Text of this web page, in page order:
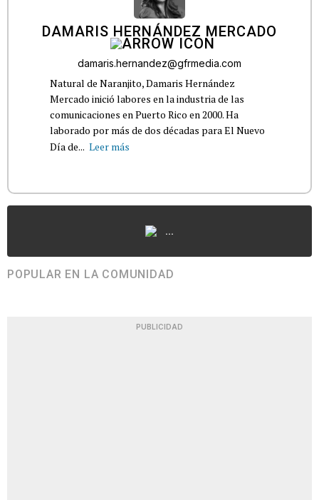
DAMARIS HERNÁNDEZ MERCADO
damaris.hernandez@gfrmedia.com
Natural de Naranjito, Damaris Hernández
Mercado inició labores en la industria de las
comunicaciones en Puerto Rico en 2000. Ha
laborado por más de dos décadas para El Nuevo
Día de... Leer más
...
POPULAR EN LA COMUNIDAD
PUBLICIDAD